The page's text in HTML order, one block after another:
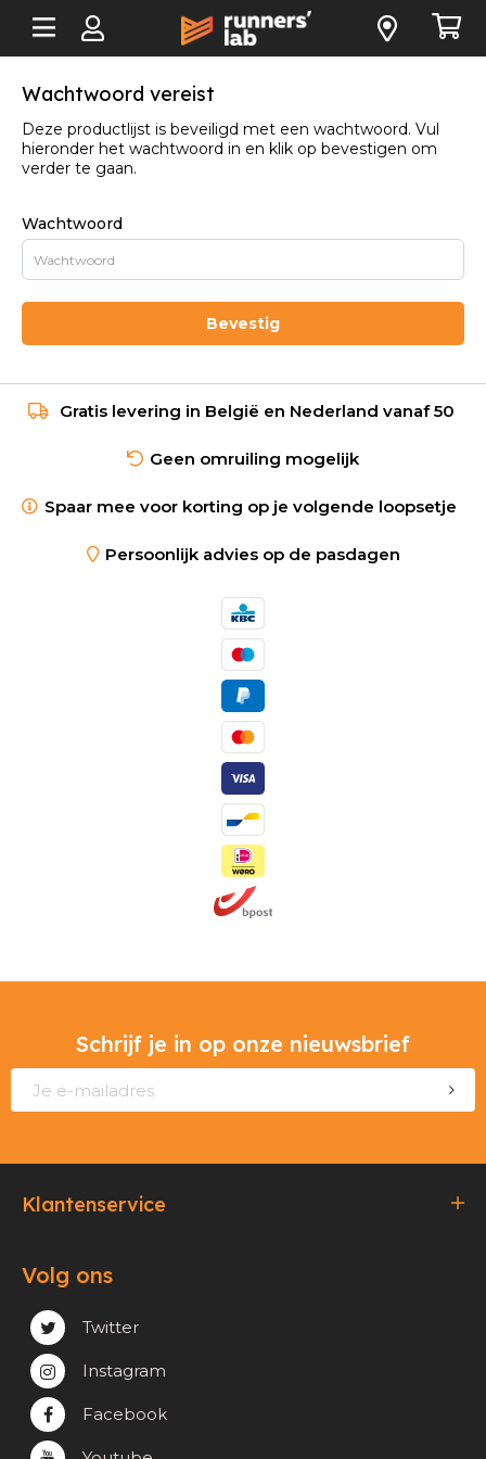
Wachtwoord vereist
Deze productlijst is beveiligd met een wachtwoord. Vul
hieronder het wachtwoord in en klik op bevestigen om
verder te gaan.
Wachtwoord
Bevestig
Gratis levering in België en Nederland vanaf 50
Geen omruiling mogelijk
Spaar mee voor korting op je volgende loopsetje
Persoonlijk advies op de pasdagen
Schrijf je in op onze nieuwsbrief
Klantenservice
Verzending & Afhaling
Privacy & cookie beleid
Volg ons
Twitter
Instagram
Facebook